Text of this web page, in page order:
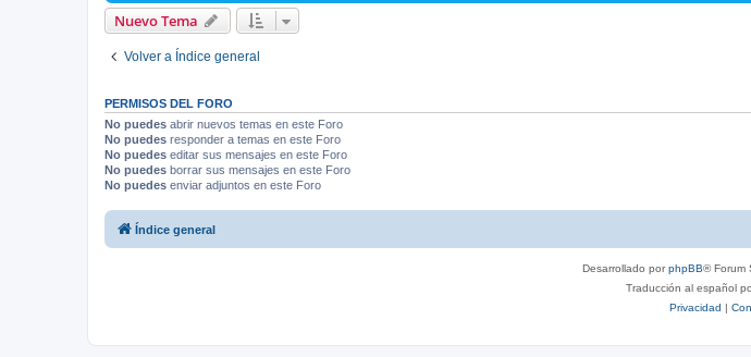
Nuevo Tema
Volver a Índice general
PERMISOS DEL FORO
No puedes abrir nuevos temas en este Foro
No puedes responder a temas en este Foro
No puedes editar sus mensajes en este Foro
No puedes borrar sus mensajes en este Foro
No puedes enviar adjuntos en este Foro
Índice general
Desarrollado porphpBB® Forum
Traducción al español
Privacidad |